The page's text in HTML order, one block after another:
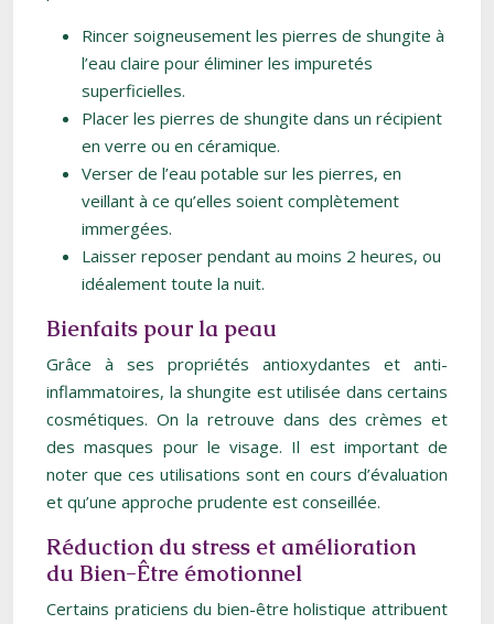
Rincer soigneusement les pierres de shungite à
l’eau claire pour éliminer les impuretés
superficielles.
Placer les pierres de shungite dans un récipient
en verre ou en céramique.
Verser de l’eau potable sur les pierres, en
veillant à ce qu’elles soient complètement
immergées.
Laisser reposer pendant au moins 2 heures, ou
idéalement toute la nuit.
Bienfaits pour la peau
Grâce à ses propriétés antioxydantes et anti-
inflammatoires, la shungite est utilisée dans certains
cosmétiques. On la retrouve dans des crèmes et
des masques pour le visage. Il est important de
noter que ces utilisations sont en cours d’évaluation
et qu’une approche prudente est conseillée.
Réduction du stress et amélioration
du Bien-Être émotionnel
Certains praticiens du bien-être holistique attribuent